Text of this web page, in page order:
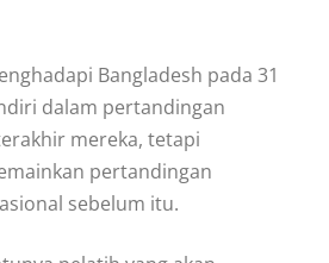
Bangladesh pada 31
dalam pertandingan
mereka, tetapi
pertandingan
sebelum itu.